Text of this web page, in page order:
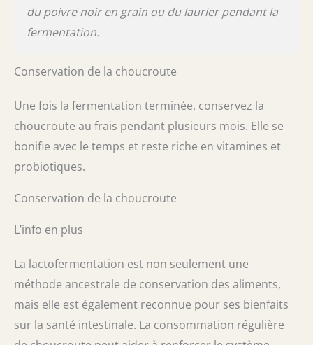
du poivre noir en grain ou du laurier pendant la
fermentation.
Conservation de la choucroute
Une fois la fermentation terminée, conservez la
choucroute au frais pendant plusieurs mois. Elle se
bonifie avec le temps et reste riche en vitamines et
probiotiques.
Conservation de la choucroute
L’info en plus
La lactofermentation est non seulement une
méthode ancestrale de conservation des aliments,
mais elle est également reconnue pour ses bienfaits
sur la santé intestinale. La consommation régulière